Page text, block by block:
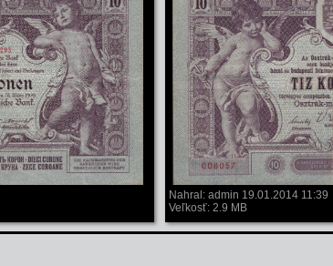
Nahral: admin 19.01.2014 11:39
Veľkosť: 2.9 MB